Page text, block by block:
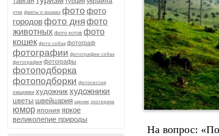
утки факты о кошках фото фото
городовфото дня фото
животных фото котов фото
кошек фото собак фотограф
фотографии фотографии собак
фотография фотографы
фотоподборка
фотоподборки фотосессия
хищники художникхудожники
цветы швейцария щенки эзотерика
юмор япония яркое
великолепие природы
На вопрос: